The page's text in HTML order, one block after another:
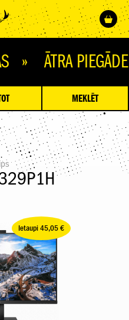
PIEGĀDE
MEKLĒT
Ietaupi 45,05 €